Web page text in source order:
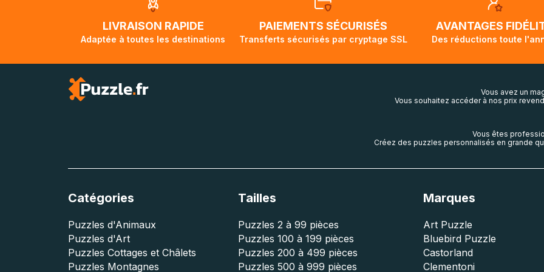
traversée, le suivi de votre commande ne soit pas modifié. Ce dernier
lorsque votre colis aura touché terre.
LIVRAISON RAPIDE
Adaptée à toutes les destinations
PAIEMENTS SÉCURISÉS
Transferts sécurisés par cryptage SSL
AVANTAGES
Des réductions toute
Vous avez un
Vous souhaitez accéder à nos prix
Vous êtes
Créez des puzzles personnalisés en grande
Catégories
Puzzles d'Animaux
Puzzles d'Art
Puzzles Cottages et Châlets
Puzzles Montagnes
Tailles
Puzzles 2 à 99 pièces
Puzzles 100 à 199 pièces
Puzzles 200 à 499 pièces
Puzzles 500 à 999 pièces
Marques
Art Puzzle
Bluebird Puzzle
Castorland
Clementoni